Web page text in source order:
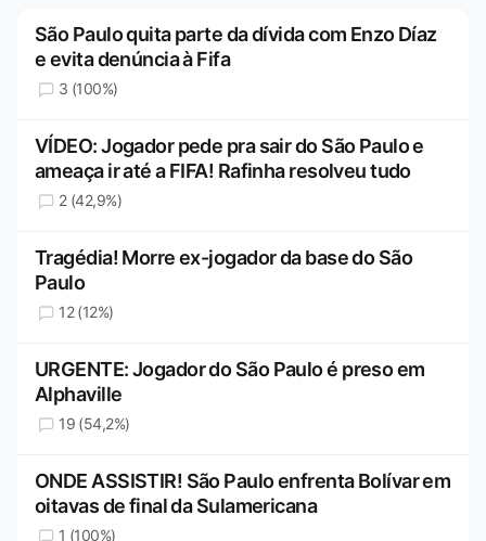
São Paulo quita parte da dívida com Enzo Díaz
e evita denúncia à Fifa
3 (100%)
VÍDEO: Jogador pede pra sair do São Paulo e
ameaça ir até a FIFA! Rafinha resolveu tudo
2 (42,9%)
Tragédia! Morre ex-jogador da base do São
Paulo
12 (12%)
URGENTE: Jogador do São Paulo é preso em
Alphaville
19 (54,2%)
ONDE ASSISTIR! São Paulo enfrenta Bolívar em
oitavas de final da Sulamericana
1 (100%)